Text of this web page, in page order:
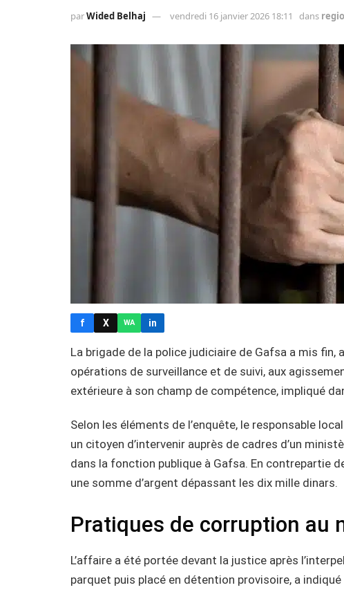
parWided Belhaj vendredi 16 janvier 2026 18:11 dans
f X WA in
La brigade de la police judiciaire de Gafsa a mis fin,
opérations de surveillance et de suivi, aux
extérieure à son champ de compétence, impliqué
Selon les éléments de l’enquête, le responsable
un citoyen d’intervenir auprès de cadres d’un
dans la fonction publique à Gafsa. En contrepartie
une somme d’argent dépassant les dix mille dinars.
Pratiques de corruption au
L’affaire a été portée devant la justice après
parquet puis placé en détention provisoire, a